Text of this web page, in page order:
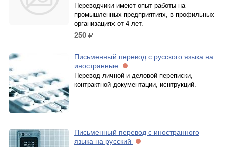
Переводчики имеют опыт работы на
промышленных предприятиях, в профильных
организациях от 4 лет.
250 р.
Письменный перевод с русского языка на
иностранные
Перевод личной и деловой переписки,
контрактной документации, иснтрукций.
Письменный перевод с иностранного
языка на русский